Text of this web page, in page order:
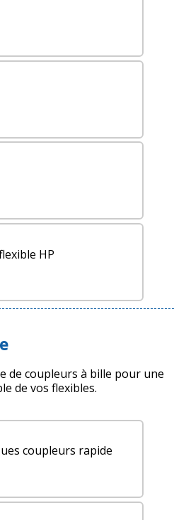
HP
de coupleurs à bille pour une
de vos flexibles.
coupleurs rapide